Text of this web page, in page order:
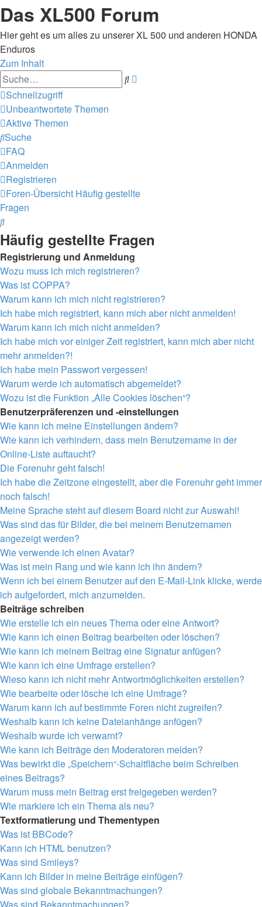
Das XL500 Forum
Hier geht es um alles zu unserer XL 500 und anderen HONDA
Enduros
Zum Inhalt
Suche
Schnellzugriff
Unbeantwortete Themen
Aktive Themen
Suche
FAQ
Anmelden
Registrieren
Foren-Übersicht Häufig gestellte
Fragen
Suche
Häufig gestellte Fragen
Registrierung und Anmeldung
Wozu muss ich mich registrieren?
Was ist COPPA?
Warum kann ich mich nicht registrieren?
Ich habe mich registriert, kann mich aber nicht anmelden!
Warum kann ich mich nicht anmelden?
Ich habe mich vor einiger Zeit registriert, kann mich aber nicht
mehr anmelden?!
Ich habe mein Passwort vergessen!
Warum werde ich automatisch abgemeldet?
Wozu ist die Funktion „Alle Cookies löschen“?
Benutzerpräferenzen und -einstellungen
Wie kann ich meine Einstellungen ändern?
Wie kann ich verhindern, dass mein Benutzername in der
Online-Liste auftaucht?
Die Forenuhr geht falsch!
Ich habe die Zeitzone eingestellt, aber die Forenuhr geht immer
noch falsch!
Meine Sprache steht auf diesem Board nicht zur Auswahl!
Was sind das für Bilder, die bei meinem Benutzernamen
angezeigt werden?
Wie verwende ich einen Avatar?
Was ist mein Rang und wie kann ich ihn ändern?
Wenn ich bei einem Benutzer auf den E-Mail-Link klicke, werde
ich aufgefordert, mich anzumelden.
Beiträge schreiben
Wie erstelle ich ein neues Thema oder eine Antwort?
Wie kann ich einen Beitrag bearbeiten oder löschen?
Wie kann ich meinem Beitrag eine Signatur anfügen?
Wie kann ich eine Umfrage erstellen?
Wieso kann ich nicht mehr Antwortmöglichkeiten erstellen?
Wie bearbeite oder lösche ich eine Umfrage?
Warum kann ich auf bestimmte Foren nicht zugreifen?
Weshalb kann ich keine Dateianhänge anfügen?
Weshalb wurde ich verwarnt?
Wie kann ich Beiträge den Moderatoren melden?
Was bewirkt die „Speichern“-Schaltfläche beim Schreiben
eines Beitrags?
Warum muss mein Beitrag erst freigegeben werden?
Wie markiere ich ein Thema als neu?
Textformatierung und Thementypen
Was ist BBCode?
Kann ich HTML benutzen?
Was sind Smileys?
Kann ich Bilder in meine Beiträge einfügen?
Was sind globale Bekanntmachungen?